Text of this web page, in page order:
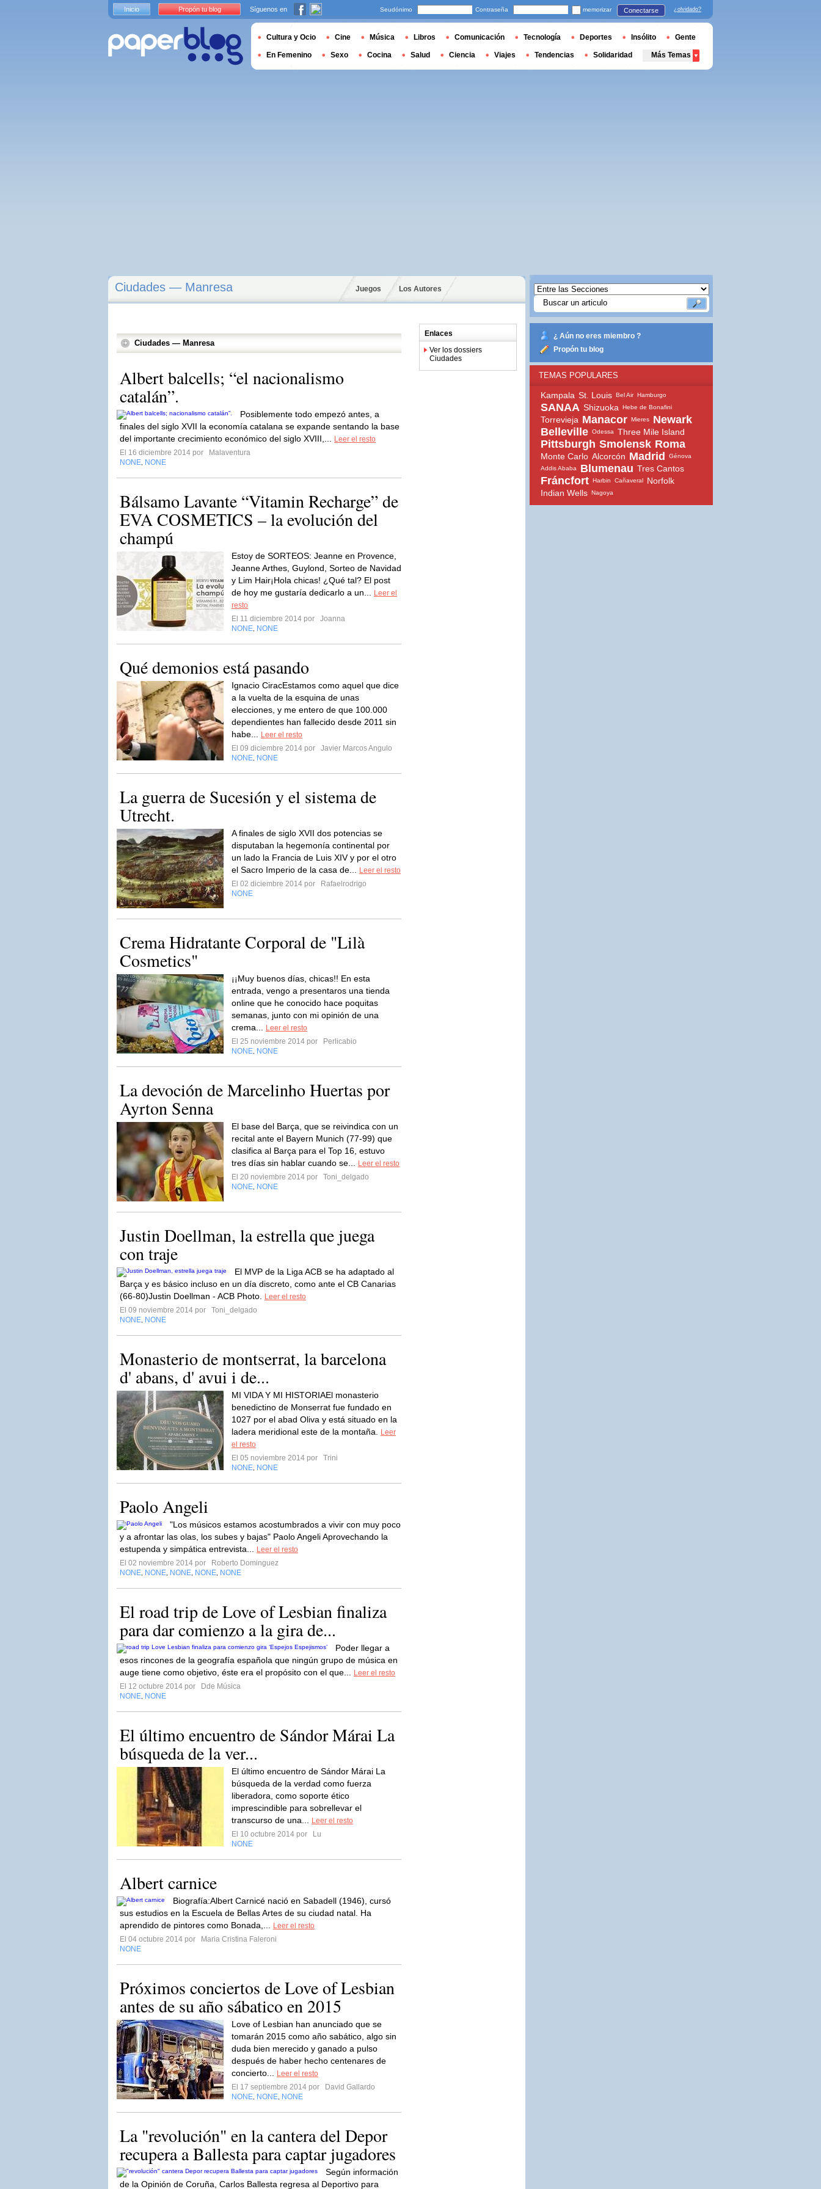
Ciudades — Manresa Juegos Los Autores
Ciudades — Manresa
Albert balcells; “el nacionalismo
catalán”.
Posiblemente todo empezó antes, a
finales del siglo XVII la economía catalana se expande sentando la base
del importante crecimiento económico del siglo XVIII,...
Leer el resto
El 16 diciembre 2014 por
Malaventura
NONE NONE
Bálsamo Lavante “Vitamin Recharge” de
EVA COSMETICS – la evolución del
champú
Estoy de SORTEOS: Jeanne en Provence,
Jeanne Arthes, Guylond, Sorteo de Navidad
y Lim Hair¡Hola chicas! ¿Qué tal? El post
de hoy me gustaría dedicarlo a un...
Leer el
resto
El 11 diciembre 2014 por
Joanna
NONE NONE
Qué demonios está pasando
Ignacio CiracEstamos como aquel que dice
a la vuelta de la esquina de unas
elecciones, y me entero de que 100.000
dependientes han fallecido desde 2011 sin
habe...
Leer el resto
El 09 diciembre 2014 por
Javier Marcos Angulo
NONE NONE
La guerra de Sucesión y el sistema de
Utrecht.
A finales de siglo XVII dos potencias se
disputaban la hegemonía continental por
un lado la Francia de Luis XIV y por el otro
el Sacro Imperio de la casa de...
Leer el resto
El 02 diciembre 2014 por
Rafaelrodrigo
NONE
Crema Hidratante Corporal de "Lilà
Cosmetics"
¡¡Muy buenos días, chicas!! En esta
entrada, vengo a presentaros una tienda
online que he conocido hace poquitas
semanas, junto con mi opinión de una
crema...
Leer el resto
El 25 noviembre 2014 por
Perlicabio
NONE NONE
La devoción de Marcelinho Huertas por
Ayrton Senna
El base del Barça, que se reivindica con un
recital ante el Bayern Munich (77-99) que
clasifica al Barça para el Top 16, estuvo
tres días sin hablar cuando se...
Leer el resto
El 20 noviembre 2014 por
Toni_delgado
NONE NONE
Justin Doellman, la estrella que juega
con traje
El MVP de la Liga ACB se ha adaptado al
Barça y es básico incluso en un día discreto, como ante el CB Canarias
(66-80)Justin Doellman - ACB Photo.
Leer el resto
El 09 noviembre 2014 por
Toni_delgado
NONE NONE
Monasterio de montserrat, la barcelona
d' abans, d' avui i de...
MI VIDA Y MI HISTORIAEl monasterio
benedictino de Monserrat fue fundado en
1027 por el abad Oliva y está situado en la
ladera meridional este de la montaña.
Leer
el resto
El 05 noviembre 2014 por
Trini
NONE NONE
Paolo Angeli
"Los músicos estamos acostumbrados a vivir con muy poco
y a afrontar las olas, los subes y bajas" Paolo Angeli Aprovechando la
estupenda y simpática entrevista...
Leer el resto
El 02 noviembre 2014 por
Roberto Dominguez
NONE NONE NONE NONE NONE
El road trip de Love of Lesbian finaliza
para dar comienzo a la gira de...
Poder llegar a
esos rincones de la geografía española que ningún grupo de música en
auge tiene como objetivo, éste era el propósito con el que...
Leer el resto
El 12 octubre 2014 por
Dde Música
NONE NONE
El último encuentro de Sándor Márai La
búsqueda de la ver...
El último encuentro de Sándor Márai La
búsqueda de la verdad como fuerza
liberadora, como soporte ético
imprescindible para sobrellevar el
transcurso de una...
Leer el resto
El 10 octubre 2014 por
Lu
NONE
Albert carnice
Biografía:Albert Carnicé nació en Sabadell (1946), cursó
sus estudios en la Escuela de Bellas Artes de su ciudad natal. Ha
aprendido de pintores como Bonada,...
Leer el resto
El 04 octubre 2014 por
Maria Cristina Faleroni
NONE
Próximos conciertos de Love of Lesbian
antes de su año sábatico en 2015
Love of Lesbian han anunciado que se
tomarán 2015 como año sabático, algo sin
duda bien merecido y ganado a pulso
después de haber hecho centenares de
concierto...
Leer el resto
El 17 septiembre 2014 por
David Gallardo
NONE NONE NONE
La "revolución" en la cantera del Depor
recupera a Ballesta para captar jugadores
Según información
de la Opinión de Coruña, Carlos Ballesta regresa al Deportivo para
Enlaces
Ver los dossiers
Ciudades
¿ Aún no eres miembro ?
Propón tu blog
TEMAS POPULARES
Kampala St. Louis Bel Air Hamburgo
SANAA Shizuoka Hebe de Bonafini
Torrevieja Manacor Mieres
Newark
Belleville Odessa Three Mile Island
Pittsburgh Smolensk Roma
Monte Carlo Alcorcón Madrid
Génova
Addis Ababa
Blumenau Tres Cantos
Fráncfort Harbin Cañaveral
Norfolk
Indian Wells Nagoya
Inicio Propón tu blog Síguenos en Seudónimo Contraseña memorizar Conectarse ¿olvidado?
Cultura y Ocio Cine Música Libros Comunicación Tecnología Deportes Insólito Gente
En Femenino Sexo Cocina Salud Ciencia Viajes Tendencias Solidaridad Más Temas